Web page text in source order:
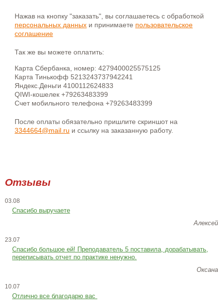
Нажав на кнопку "заказать", вы соглашаетесь с обработкой
персональных данных и принимаете пользовательское
соглашение
Так же вы можете оплатить:
Карта Сбербанка, номер: 4279400025575125
Карта Тинькофф 5213243737942241
Яндекс.Деньги 4100112624833
QIWI-кошелек +79263483399
Счет мобильного телефона +79263483399
После оплаты обязательно пришлите скриншот на
3344664@mail.ru и ссылку на заказанную работу.
Отзывы
03.08
Спасибо выручаете
Алексей
23.07
Cпасибо большое ей! Преподаватель 5 поставила, дорабатывать,
переписывать отчет по практике ненужно.
Оксана
10.07
Отлично все благодарю вас